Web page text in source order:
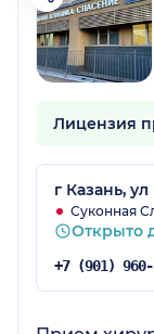
Лицензия
г Казань,
Суконная
Открыто